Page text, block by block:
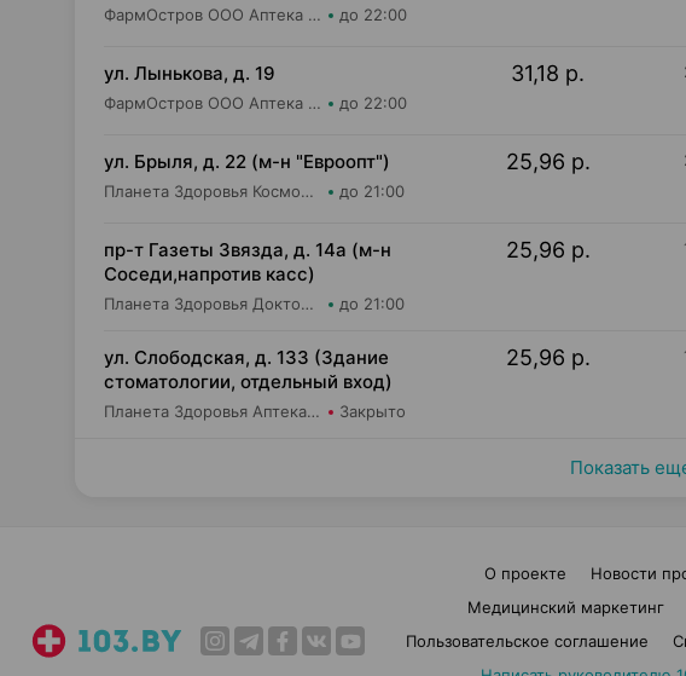
ФармОстров ООО Аптека №9 на Рокоссовского до 22:00
ул. Лынькова, д. 19
ФармОстров ООО Аптека №7 на Лынькова до 22:00
31,18 р.
ул. Брыля, д. 22 (м-н "Евроопт")
Планета Здоровья КосмоФарма ООО Аптека №6 до 21:00
25,96 р.
пр-т Газеты Звязда, д. 14а (м-н
Соседи,напротив касс)
Планета Здоровья Доктор Таир ООО Аптека №14 до 21:00
25,96 р.
ул. Слободская, д. 133 (Здание
стоматологии, отдельный вход)
Планета Здоровья Аптека №28 ООО Аптека №5 Закрыто
25,96 р.
Показать
О проекте Новости
Медицинский маркетинг
Пользовательское соглашение